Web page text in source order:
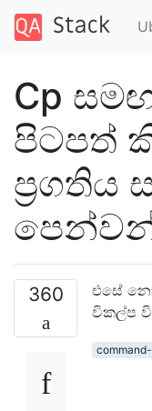
Cp
පිටපත්
ප්‍රගතිය
360
එසේ
විකල්ප